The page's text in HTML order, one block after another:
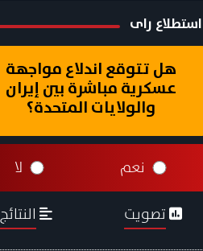
استطلاع راى
هل تتوقع اندلاع مواجهة
عسكرية مباشرة بين إيران
والولايات المتحدة؟
نعم لا
تصويت النتائج